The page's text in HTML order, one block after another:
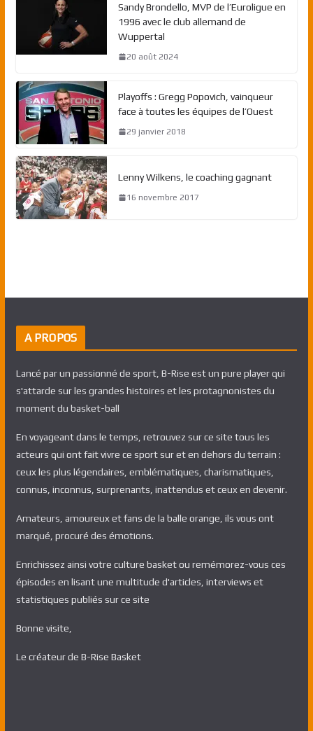
Sandy Brondello, MVP de l’Euroligue en
1996 avec le club allemand de
Wuppertal
20 août 2024
Playoffs : Gregg Popovich, vainqueur
face à toutes les équipes de l’Ouest
29 janvier 2018
Lenny Wilkens, le coaching gagnant
16 novembre 2017
A PROPOS
Lancé par un passionné de sport, B-Rise est un pure player qui
s'attarde sur les grandes histoires et les protagnonistes du
moment du basket-ball
En voyageant dans le temps, retrouvez sur ce site tous les
acteurs qui ont fait vivre ce sport sur et en dehors du terrain :
ceux les plus légendaires, emblématiques, charismatiques,
connus, inconnus, surprenants, inattendus et ceux en devenir.
Amateurs, amoureux et fans de la balle orange, ils vous ont
marqué, procuré des émotions.
Enrichissez ainsi votre culture basket ou remémorez-vous ces
épisodes en lisant une multitude d'articles, interviews et
statistiques publiés sur ce site
Bonne visite,
Le créateur de B-Rise Basket